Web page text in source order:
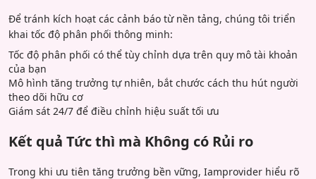
Để tránh kích hoạt các cảnh báo từ nền tảng, chúng tôi triển
khai tốc độ phân phối thông minh:
Tốc độ phân phối có thể tùy chỉnh dựa trên quy mô tài khoản
của bạn
Mô hình tăng trưởng tự nhiên, bắt chước cách thu hút người
theo dõi hữu cơ
Giám sát 24/7 để điều chỉnh hiệu suất tối ưu
Kết quả Tức thì mà Không có Rủi ro
Trong khi ưu tiên tăng trưởng bền vững, Iamprovider hiểu rõ